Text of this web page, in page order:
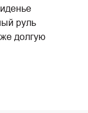
руль
долгую